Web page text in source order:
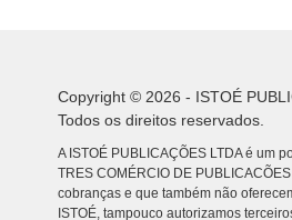
Copyright © 2026 - ISTOÉ
Todos os direitos reservados.
A ISTOÉ PUBLICAÇÕES LTDA é um
TRES COMÉRCIO DE
cobranças e que também não
ISTOÉ, tampouco autorizamos